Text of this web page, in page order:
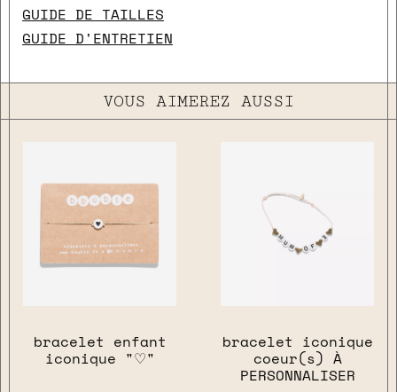
GUIDE DE TAILLES
GUIDE D'ENTRETIEN
VOUS AIMEREZ AUSSI
bracelet enfant
iconique "♡"
bracelet iconique
coeur(s) À
PERSONNALISER